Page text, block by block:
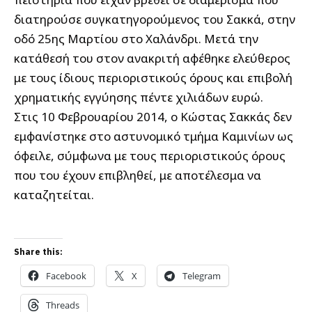
διατηρούσε συγκατηγορούμενος του Σακκά, στην
οδό 25ης Μαρτίου στο Χαλάνδρι. Μετά την
κατάθεσή του στον ανακριτή αφέθηκε ελεύθερος
με τους ίδιους περιοριστικούς όρους και επιβολή
χρηματικής εγγύησης πέντε χιλιάδων ευρώ.
Στις 10 Φεβρουαρίου 2014, ο Κώστας Σακκάς δεν
εμφανίστηκε στο αστυνομικό τμήμα Καμινίων ως
όφειλε, σύμφωνα με τους περιοριστικούς όρους
που του έχουν επιβληθεί, με αποτέλεσμα να
καταζητείται.
Share this:
Facebook X Telegram
Threads